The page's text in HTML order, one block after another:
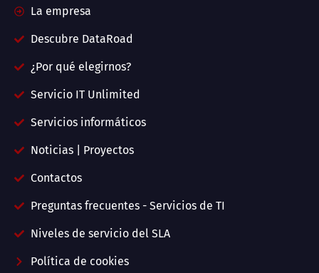
La empresa
Descubre DataRoad
¿Por qué elegirnos?
Servicio IT Unlimited
Servicios informáticos
Noticias | Proyectos
Contactos
Preguntas frecuentes - Servicios de TI
Niveles de servicio del SLA
Política de cookies